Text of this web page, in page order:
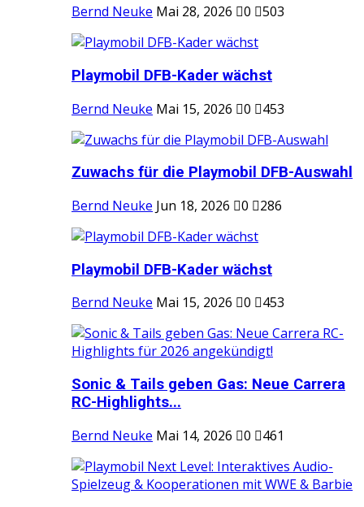
Bernd Neuke Mai 28, 2026 0 503
Playmobil DFB-Kader wächst
Bernd Neuke Mai 15, 2026 0 453
Zuwachs für die Playmobil DFB-Auswahl
Bernd Neuke Jun 18, 2026 0 286
Playmobil DFB-Kader wächst
Bernd Neuke Mai 15, 2026 0 453
Sonic & Tails geben Gas: Neue Carrera
RC-Highlights...
Bernd Neuke Mai 14, 2026 0 461